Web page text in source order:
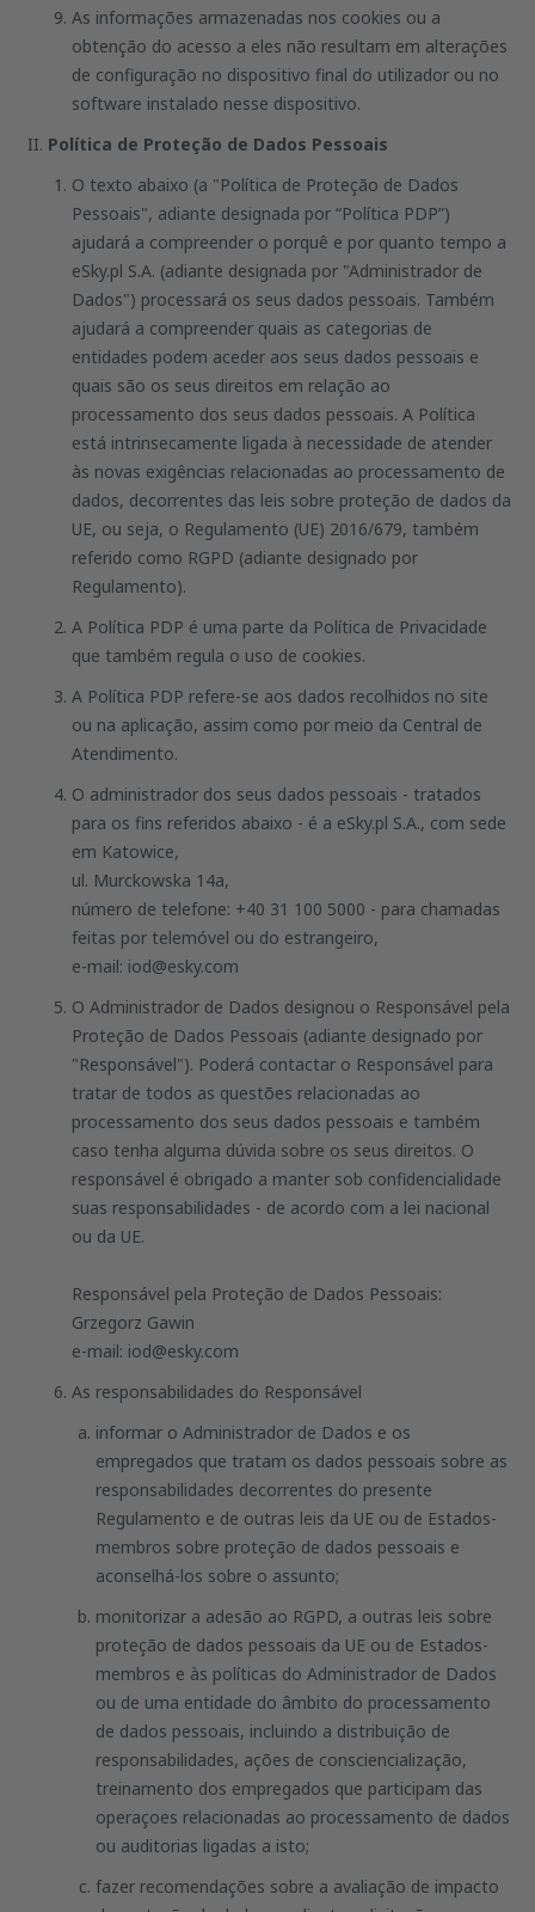
As informações armazenadas nos cookies ou a
obtenção do acesso a eles não resultam em alterações
de configuração no dispositivo final do utilizador ou no
software instalado nesse dispositivo.
Política de Proteção de Dados Pessoais
O texto abaixo (a "Política de Proteção de Dados
Pessoais", adiante designada por “Política PDP”)
ajudará a compreender o porquê e por quanto tempo a
eSky.pl S.A. (adiante designada por "Administrador de
Dados") processará os seus dados pessoais. Também
ajudará a compreender quais as categorias de
entidades podem aceder aos seus dados pessoais e
quais são os seus direitos em relação ao
processamento dos seus dados pessoais. A Política
está intrinsecamente ligada à necessidade de atender
às novas exigências relacionadas ao processamento de
dados, decorrentes das leis sobre proteção de dados da
UE, ou seja, o Regulamento (UE) 2016/679, também
referido como RGPD (adiante designado por
Regulamento).
A Política PDP é uma parte da Política de Privacidade
que também regula o uso de cookies.
A Política PDP refere-se aos dados recolhidos no site
ou na aplicação, assim como por meio da Central de
Atendimento.
O administrador dos seus dados pessoais - tratados
para os fins referidos abaixo - é a eSky.pl S.A., com sede
em Katowice,
ul. Murckowska 14a,
número de telefone: +40 31 100 5000 - para chamadas
feitas por telemóvel ou do estrangeiro,
e-mail: iod@esky.com
O Administrador de Dados designou o Responsável pela
Proteção de Dados Pessoais (adiante designado por
"Responsável"). Poderá contactar o Responsável para
tratar de todos as questões relacionadas ao
processamento dos seus dados pessoais e também
caso tenha alguma dúvida sobre os seus direitos. O
responsável é obrigado a manter sob confidencialidade
suas responsabilidades - de acordo com a lei nacional
ou da UE.
Responsável pela Proteção de Dados Pessoais:
Grzegorz Gawin
e-mail: iod@esky.com
As responsabilidades do Responsável
informar o Administrador de Dados e os
empregados que tratam os dados pessoais sobre as
responsabilidades decorrentes do presente
Regulamento e de outras leis da UE ou de Estados-
membros sobre proteção de dados pessoais e
aconselhá-los sobre o assunto;
monitorizar a adesão ao RGPD, a outras leis sobre
proteção de dados pessoais da UE ou de Estados-
membros e às políticas do Administrador de Dados
ou de uma entidade do âmbito do processamento
de dados pessoais, incluindo a distribuição de
responsabilidades, ações de consciencialização,
treinamento dos empregados que participam das
operaçoes relacionadas ao processamento de dados
ou auditorias ligadas a isto;
fazer recomendações sobre a avaliação de impacto